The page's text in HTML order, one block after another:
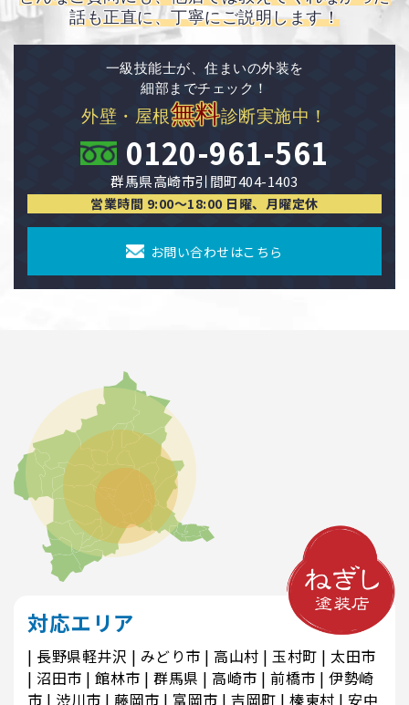
話も正直に、丁寧にご説明します！
一級技能士が、住まいの外装を
細部までチェック！
外壁・屋根無料診断実施中！
0120-961-561
群馬県高崎市引間町404-1403
営業時間 9:00〜18:00 日曜、月曜定休
お問い合わせはこちら
対応エリア
長野県軽井沢 みどり市 高山村 玉村町
太田市
沼田市
館林市 群馬県 高崎市 前橋市
伊勢崎
市
渋川市 藤岡市 富岡市 吉岡町 榛東村
安中